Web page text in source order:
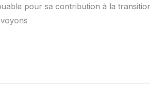
pour sa contribution à la